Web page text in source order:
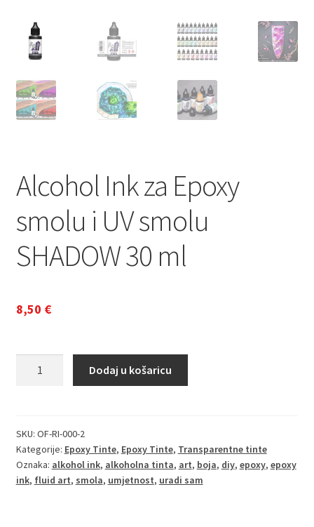
Alcohol Ink za Epoxy
smolu i UV smolu
SHADOW 30 ml
8,50 €
smolu
i
UV
smolu
Dodaj u košaricu
SKU: OF-RI-000-2
Kategorije: Epoxy Tinte, Epoxy Tinte, Transparentne tinte
Oznaka: alkohol ink, alkoholna tinta, art, boja, diy, epoxy, epoxy
ink, fluid art, smola, umjetnost, uradi sam